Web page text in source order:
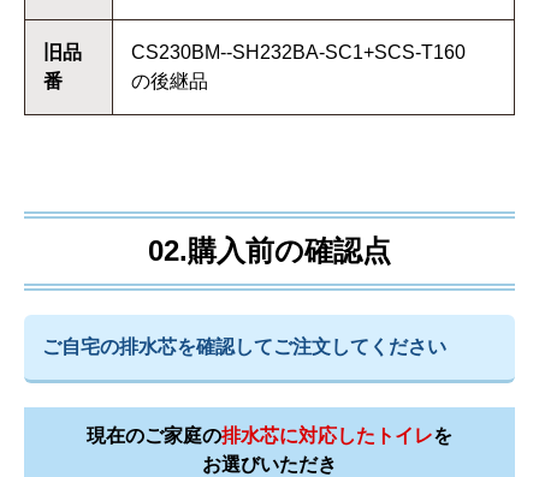
旧品
番
CS230BM--SH232BA-SC1+SCS-T160
の後継品
02.購入前の確認点
ご自宅の排水芯を確認してご注文してください
現在のご家庭の排水芯に対応したトイレを
お選びいただき